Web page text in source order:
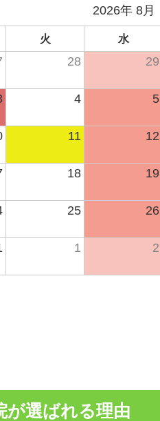
2026年 8月
火 水
28 29
4 5
11 12
18 19
25 26
1 2
が選ばれる理由